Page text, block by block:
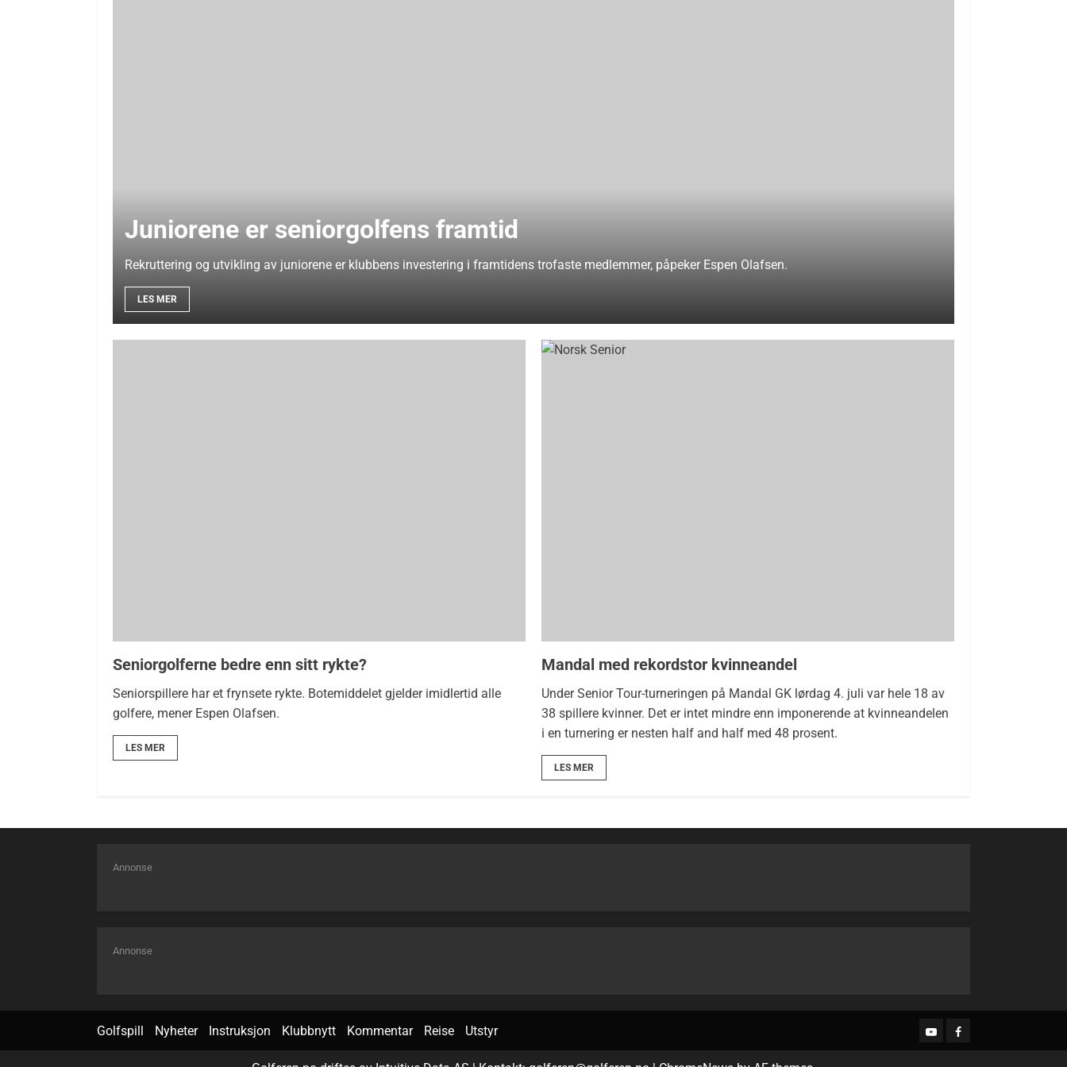
Juniorene er seniorgolfens framtid
Rekruttering og utvikling av juniorene er klubbens investering i framtidens trofaste medlemmer, påpeker Espen Olafsen.
LES MER
Seniorgolferne bedre enn sitt rykte?
Seniorspillere har et frynsete rykte. Botemiddelet gjelder imidlertid alle
golfere, mener Espen Olafsen.
LES MER
Mandal med rekordstor kvinneandel
Under Senior Tour-turneringen på Mandal GK lørdag 4. juli var hele 18 av
38 spillere kvinner. Det er intet mindre enn imponerende at kvinneandelen
i en turnering er nesten half and half med 48 prosent.
LES MER
Annonse
Annonse
Golfspill Nyheter Instruksjon Klubbnytt Kommentar Reise Utstyr